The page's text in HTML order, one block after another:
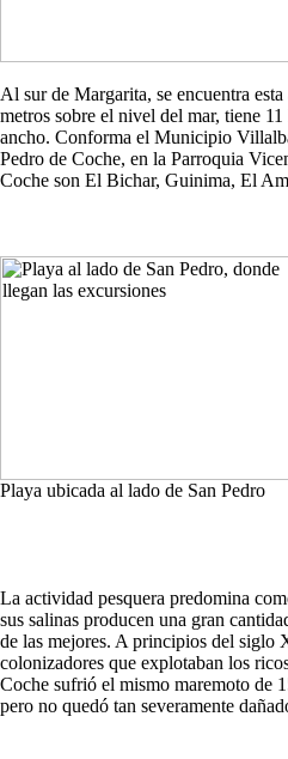
Al sur de Margarita, se encuentra
metros sobre el nivel del mar, tiene
ancho. Conforma el Municipio
Pedro de Coche, en la Parroquia
Coche son El Bichar, Guinima, El
Playa ubicada al lado de San Pedro
La actividad pesquera predomina
sus salinas producen una gran
de las mejores. A principios del siglo
colonizadores que explotaban los
Coche sufrió el mismo maremoto de
pero no quedó tan severamente